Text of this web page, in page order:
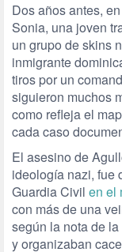
Dos años antes,
Sonia, una joven
un grupo de skins
inmigrante
tiros por un
siguieron muchos
como refleja el
cada caso
El asesino de
ideología nazi, fue
Guardia Civil en el
con más de una
según la nota de
y organizaban